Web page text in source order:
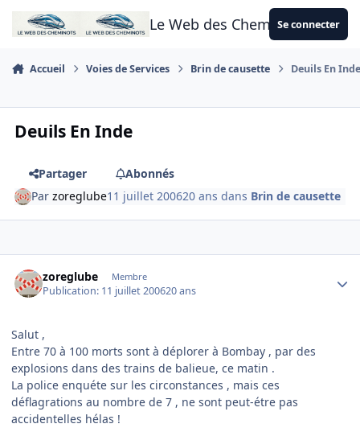
Aller au contenu
Le Web des CheminotsSe connecter
Accueil Voies de Services Brin de causette Deuils En
Deuils En Inde
Partager
Abonnés
Parzoreglube11 juillet 200620 ans dans Brin de causette
zoreglube Membre
Publication: 11 juillet 200620 ans
Salut ,
Entre 70 à 100 morts sont à déplorer à Bombay , par des
explosions dans des trains de balieue, ce matin .
La police enquéte sur les circonstances , mais ces
déflagrations au nombre de 7 , ne sont peut-étre pas
accidentelles hélas !